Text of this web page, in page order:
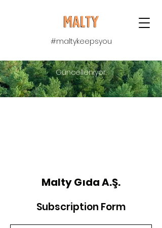
#maltykeepsyou
Güncelleniyor.
Malty Gıda A.Ş.
Subscription Form